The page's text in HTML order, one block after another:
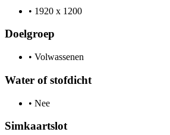
• 1920 x 1200
Doelgroep
• Volwassenen
Water of stofdicht
• Nee
Simkaartslot